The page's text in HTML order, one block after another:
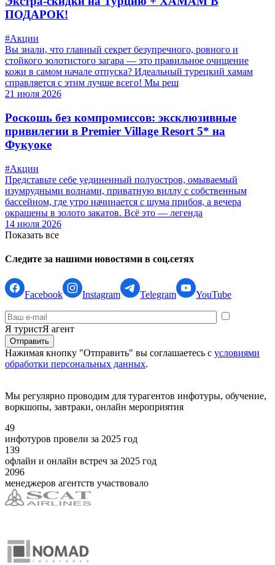
ПОДАРОК!
#Акции
Вы знали, что главный секрет безупречного, ровного и
стойкого золотистого загара — это правильное очищение
кожи в самом начале отпуска? Идеальный турецкий хамам
справляется с этим лучше всего! Мы реш
21 июля 2026
Роскошь без компромиссов: эксклюзивные
привилегии в Premier Village Resort 5* на
Фукуоке
#Акции
Представьте себе уединенный полуостров, омываемый
изумрудными волнами, приватную виллу с собственным
бассейном, где утро начинается с шума прибоя, а вечера
окрашены в золото закатов. Всё это — легенда
14 июля 2026
Показать все
Следите за нашими новостями в соц.сетях
Facebook Instagram Telegram YouTube
Я туристЯ агент
Нажимая кнопку "Отправить" вы соглашаетесь с условиями
обработки персональных данных.
Мы регулярно проводим для турагентов инфотуры, обучение,
воркшопы, завтраки, онлайн мероприятия
49
инфотуров провели за 2025 год
139
офлайн и онлайн встреч за 2025 год
2096
менеджеров агентств участвовало